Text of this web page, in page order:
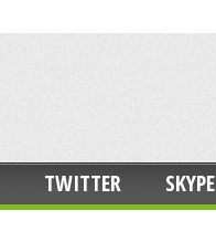
TWITTER SKYPE